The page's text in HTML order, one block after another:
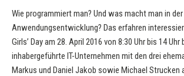
Wie programmiert man? Und was macht man in der
Anwendungsentwicklung? Das erfahren
Girls’ Day am 28. April 2016 von 8:30 Uhr bis 14 Uhr
inhabergeführte IT-Unternehmen mit den drei
Markus und Daniel Jakob sowie Michael Strucken